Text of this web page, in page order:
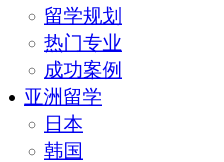
留学规划
热门专业
成功案例
亚洲留学
日本
韩国